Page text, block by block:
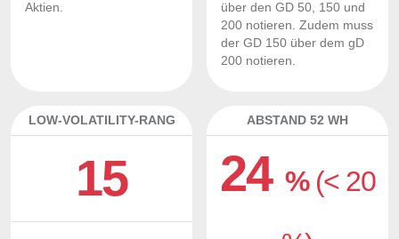
Aktien.
über den GD 50, 150 und
200 notieren. Zudem muss
der GD 150 über dem gD
200 notieren.
LOW-VOLATILITY-RANG
15
ABSTAND 52 WH
24% (< 20